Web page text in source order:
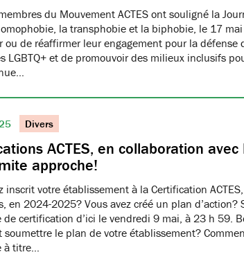
du Mouvement ACTES ont souligné la
la transphobie et la biphobie, le 17
ou de réaffirmer leur engagement pour la défense
LGBTQ+ et de promouvoir des milieux inclusifs
Divers
ACTES, en collaboration
approche!
inscrit votre établissement à la Certification
en 2024-2025? Vous avez créé un plan d’action?
de certification d’ici le vendredi 9 mai, à 23 h 59.
soumettre le plan de votre établissement?
à titre…